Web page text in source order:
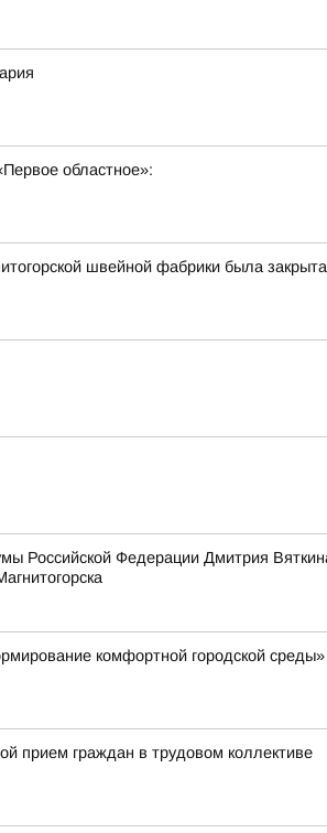
областное»:
швейной фабрики была закрыта
Российской Федерации Дмитрия
комфортной городской среды»
прием граждан в трудовом коллективе